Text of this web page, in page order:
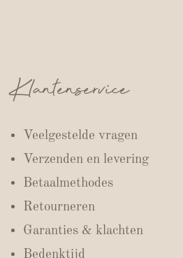
Klantenservice
Veelgestelde vragen
Verzenden en levering
Betaalmethodes
Retourneren
Garanties & klachten
Bedenktijd